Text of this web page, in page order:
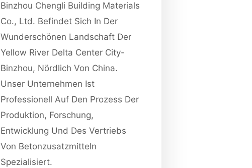
Binzhou Chengli Building Materials
Co., Ltd. Befindet Sich In Der
Wunderschönen Landschaft Der
Yellow River Delta Center City-
Binzhou, Nördlich Von China.
Unser Unternehmen Ist
Professionell Auf Den Prozess Der
Produktion, Forschung,
Entwicklung Und Des Vertriebs
Von Betonzusatzmitteln
Spezialisiert.